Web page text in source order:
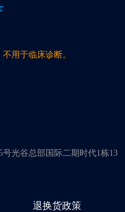
用于临床诊断。
光谷总部国际二期时代1栋13
退换货政策